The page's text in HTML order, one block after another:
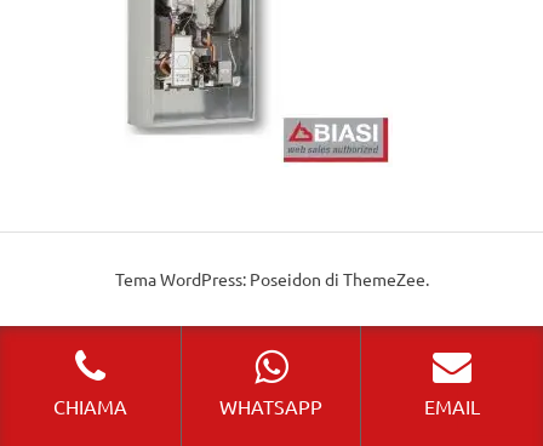
Tema WordPress: Poseidon di ThemeZee.
CHIAMA WHATSAPP EMAIL